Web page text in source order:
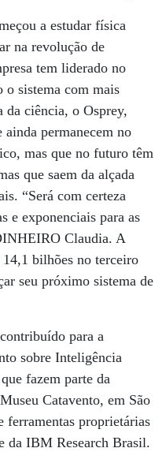
a estudar física
na revolução de
tem liderado no
o sistema com mais
da ciência, o Osprey,
permanecem no
mas que no futuro têm
que saem da alçada
“Será com certeza
e exponenciais para as
Claudia. A
bilhões no terceiro
seu próximo sistema de
para a
sobre Inteligência
fazem parte da
Catavento, em São
ferramentas proprietárias
da IBM Research Brasil.